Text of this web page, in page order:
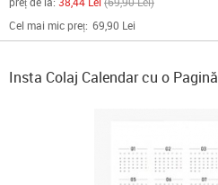
Cel mai mic preț: 69,90 Lei
Insta Colaj Calendar cu o Pagină